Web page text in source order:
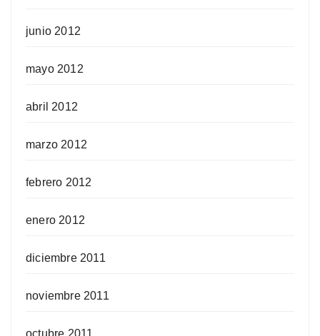
junio 2012
mayo 2012
abril 2012
marzo 2012
febrero 2012
enero 2012
diciembre 2011
noviembre 2011
octubre 2011